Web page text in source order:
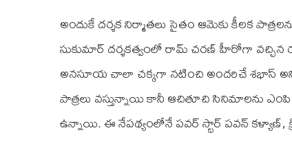
అందుకే దర్శక నిర్మాతలు సైతం ఆమెకు కీలక
సుకుమార్ దర్శకత్వంలో రామ్ చరణ్ హీరోగా వచ్చిన
అనసూయ చాలా చక్కగా నటించి అందరిచే శభాస్
పాత్రలు వస్తున్నాయి కానీ ఆచితూచి సినిమాలను
ఉన్నాయి. ఈ నేపథ్యంలోనే పవర్ స్టార్ పవన్ కళ్యాణ్,